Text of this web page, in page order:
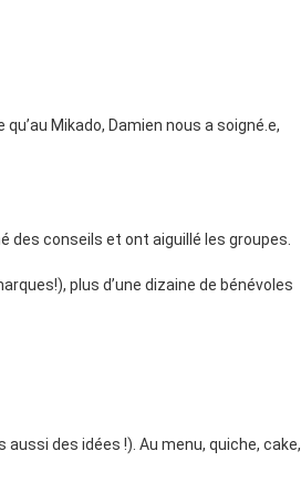
Mikado, Damien nous a soigné.e,
des conseils et ont aiguillé les groupes.
plus d’une dizaine de bénévoles
des idées !). Au menu, quiche, cake,